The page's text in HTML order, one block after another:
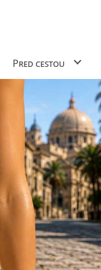
Pred cestou